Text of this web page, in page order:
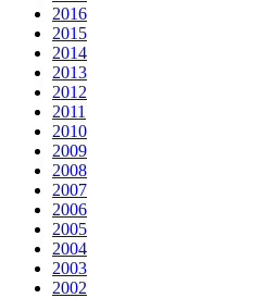
2016
2015
2014
2013
2012
2011
2010
2009
2008
2007
2006
2005
2004
2003
2002